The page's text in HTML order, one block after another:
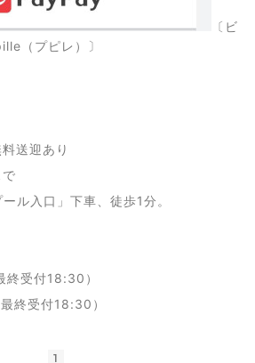
〔ビ
（プピレ）〕
送迎あり
ル入口」下車、徒歩1分。
受付18:30）
終受付18:30）
1